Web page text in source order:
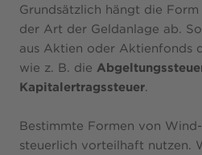
Grundsätzlich hängt die
der Art der Geldanlage ab.
aus Aktien oder Aktienfonds
wie z. B. die
Kapitalertragssteuer.
Bestimmte Formen von
steuerlich vorteilhaft nutzen.